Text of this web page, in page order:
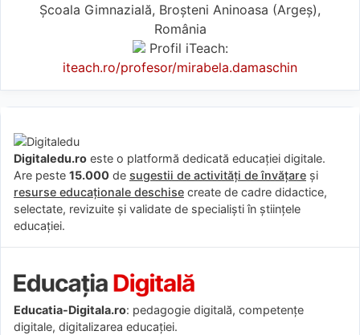
Școala Gimnazială, Broșteni Aninoasa (Argeş),
România
Profil iTeach:
iteach.ro/profesor/mirabela.damaschin
Digitaledu.ro este o platformă dedicată educației digitale.
Are peste 15.000 de sugestii de activități de învățare și
resurse educaționale deschise create de cadre didactice,
selectate, revizuite și validate de specialiști în științele
educației.
Educatia-Digitala.ro: pedagogie digitală, competențe
digitale, digitalizarea educației.